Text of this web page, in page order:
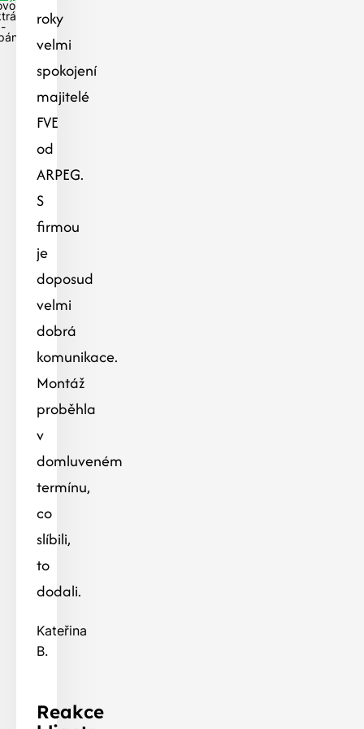
na
roky
velmi
spokojení
majitelé
FVE
od
ARPEG.
S
firmou
je
doposud
velmi
dobrá
komunikace.
Montáž
proběhla
v
domluveném
termínu,
co
slíbili,
to
dodali.
Kateřina
B.
Reakce